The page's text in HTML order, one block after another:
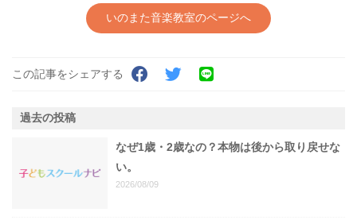
いのまた音楽教室のページへ
この記事をシェアする
過去の投稿
なぜ1歳・2歳なの？本物は後から取り戻せな
い。
2026/08/09